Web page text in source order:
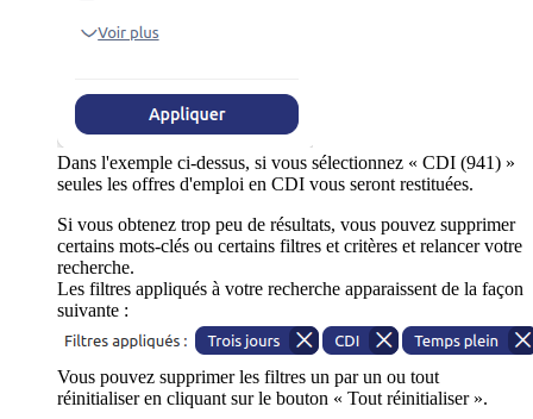
Dans l'exemple ci-dessus, si vous sélectionnez « CDI (941) »
seules les offres d'emploi en CDI vous seront restituées.
Si vous obtenez trop peu de résultats, vous pouvez supprimer
certains mots-clés ou certains filtres et critères et relancer votre
recherche.
Les filtres appliqués à votre recherche apparaissent de la façon
suivante :
Vous pouvez supprimer les filtres un par un ou tout
réinitialiser en cliquant sur le bouton « Tout réinitialiser ».